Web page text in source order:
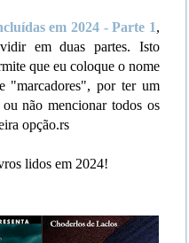
em 2024 - Parte 1,
em duas partes. Isto
que eu coloque o nome
"marcadores", por ter um
não mencionar todos os
opção.rs
lidos em 2024!